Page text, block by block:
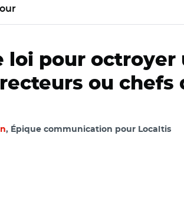
loi pour
ou
, Épique communication pour Localtis